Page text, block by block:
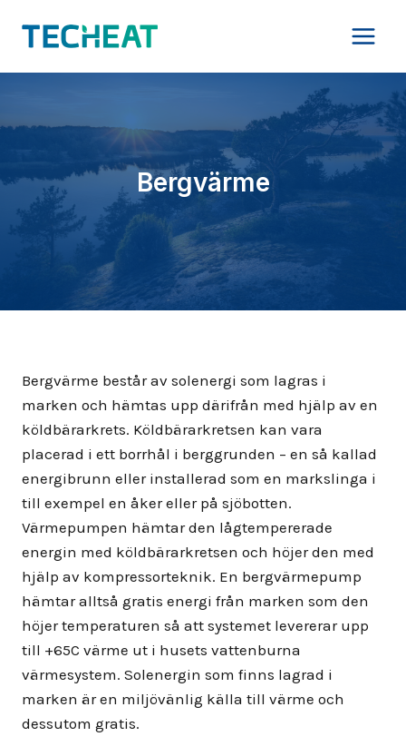
Bergvärme
Bergvärme består av solenergi som lagras i
marken och hämtas upp därifrån med hjälp av en
köldbärarkrets. Köldbärarkretsen kan vara
placerad i ett borrhål i berggrunden – en så kallad
energibrunn eller installerad som en markslinga i
till exempel en åker eller på sjöbotten.
Värmepumpen hämtar den lågtempererade
energin med köldbärarkretsen och höjer den med
hjälp av kompressorteknik. En bergvärmepump
hämtar alltså gratis energi från marken som den
höjer temperaturen så att systemet levererar upp
till +65C värme ut i husets vattenburna
värmesystem. Solenergin som finns lagrad i
marken är en miljövänlig källa till värme och
dessutom gratis.